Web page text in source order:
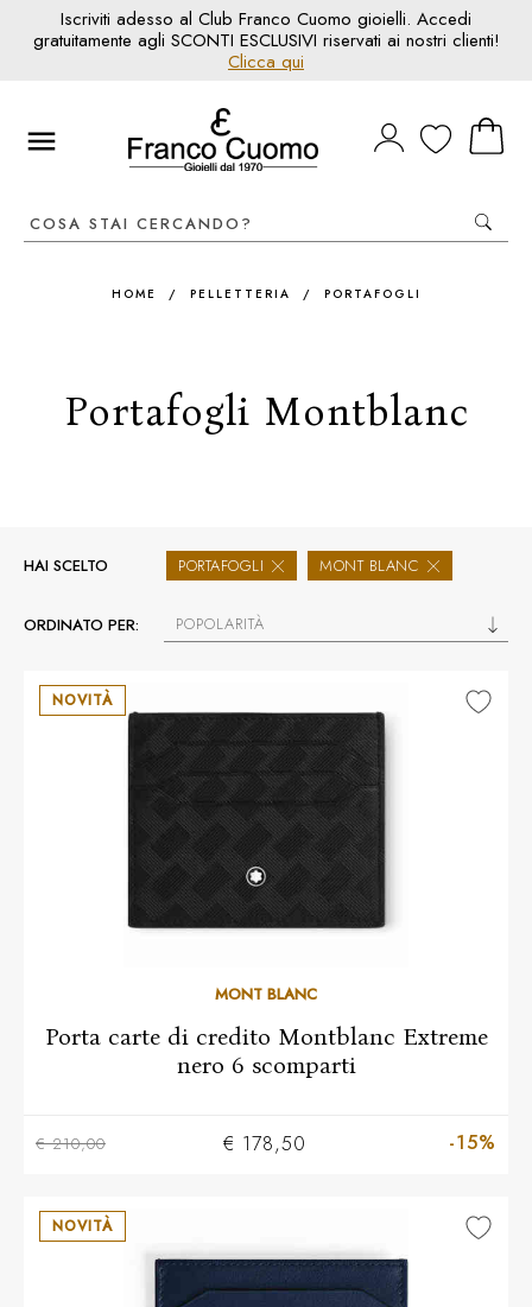
Iscriviti adesso al Club Franco Cuomo gioielli. Accedi
gratuitamente agli SCONTI ESCLUSIVI riservati ai nostri clienti!
Clicca qui
HOME / PELLETTERIA / PORTAFOGLI
Portafogli Montblanc
HAI SCELTO PORTAFOGLI MONT BLANC
ORDINATO PER: POPOLARITÀ
NOVITÀ
MONT BLANC
Porta carte di credito Montblanc Extreme
nero 6 scomparti
€ 210,00 € 178,50 -15%
NOVITÀ